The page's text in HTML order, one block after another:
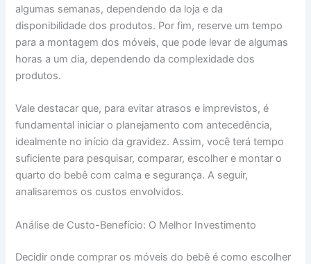
algumas semanas, dependendo da loja e da
disponibilidade dos produtos. Por fim, reserve um tempo
para a montagem dos móveis, que pode levar de algumas
horas a um dia, dependendo da complexidade dos
produtos.
Vale destacar que, para evitar atrasos e imprevistos, é
fundamental iniciar o planejamento com antecedência,
idealmente no início da gravidez. Assim, você terá tempo
suficiente para pesquisar, comparar, escolher e montar o
quarto do bebê com calma e segurança. A seguir,
analisaremos os custos envolvidos.
Análise de Custo-Benefício: O Melhor Investimento
Decidir onde comprar os móveis do bebê é como escolher